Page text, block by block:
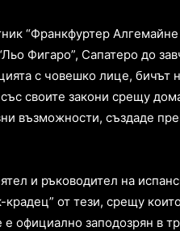
“Франкфуртер Алгемайне
Фигаро”, Сапатеро до
с човешко лице, бичът
своите закони срещу
възможности, създаде
и ръководител на
от тези, срещу
официално заподозрян в